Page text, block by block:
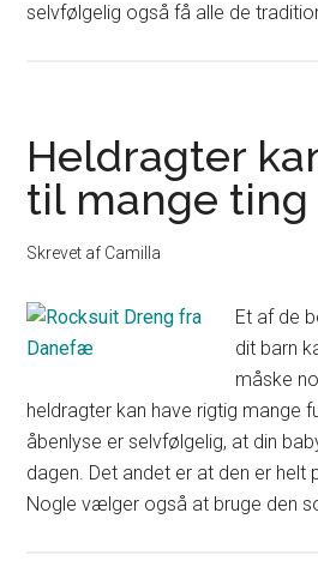
selvfølgelig også få alle de
Heldragter
til mange ting
Skrevet af Camilla
Et af de
dit barn
måske
heldragter kan have rigtig mange
åbenlyse er selvfølgelig, at din
dagen. Det andet er at den er helt
Nogle vælger også at bruge den